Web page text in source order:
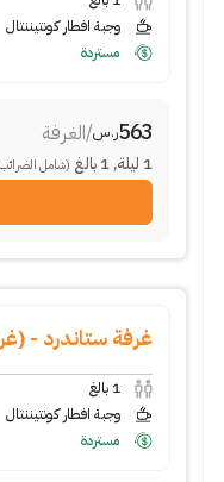
وجبة افطار كونتيننتال
مستردة
563ر.س/الغرفة
1 ليلة,
1 بالغ (شامل
غرفة ستاندرد -
1 بالغ
وجبة افطار كونتيننتال
مستردة